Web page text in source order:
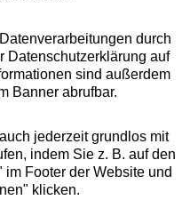
durch
Datenschutzerklärung auf
sind außerdem
Banner abrufbar.
jederzeit grundlos mit
indem Sie z. B. auf den
Footer der Website und
klicken.